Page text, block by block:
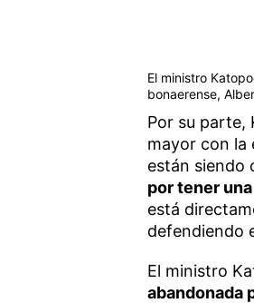
El ministro
bonaerense,
Por su parte,
mayor con la
están siendo
por tener
está
defendiendo
El ministro
abandonada